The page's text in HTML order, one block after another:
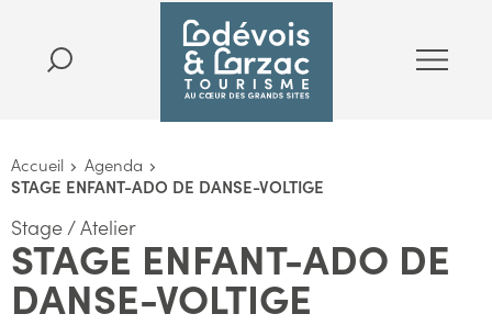
Accueil
Agenda
STAGE ENFANT-ADO DE DANSE-VOLTIGE
Stage / Atelier
STAGE ENFANT-ADO DE
DANSE-VOLTIGE